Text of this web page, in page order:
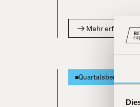
Mehr erfahren
Quartalsbericht